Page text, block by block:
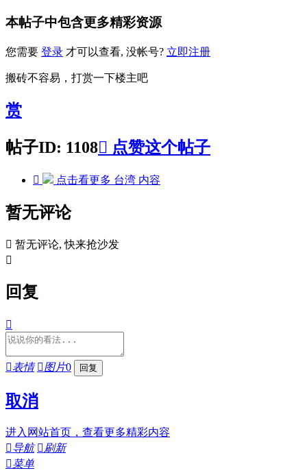
本帖子中包含更多精彩资源
您需要 登录 才可以查看, 没帐号? 立即注册
搬砖不容易，打赏一下楼主吧
赏
帖子ID: 1108 点赞这个帖子
 点击看更多 台湾 内容
暂无评论
 暂无评论, 快来抢沙发

回复

表情 图片0
取消
进入网站首页，查看更多精彩内容
导航 刷新
菜单